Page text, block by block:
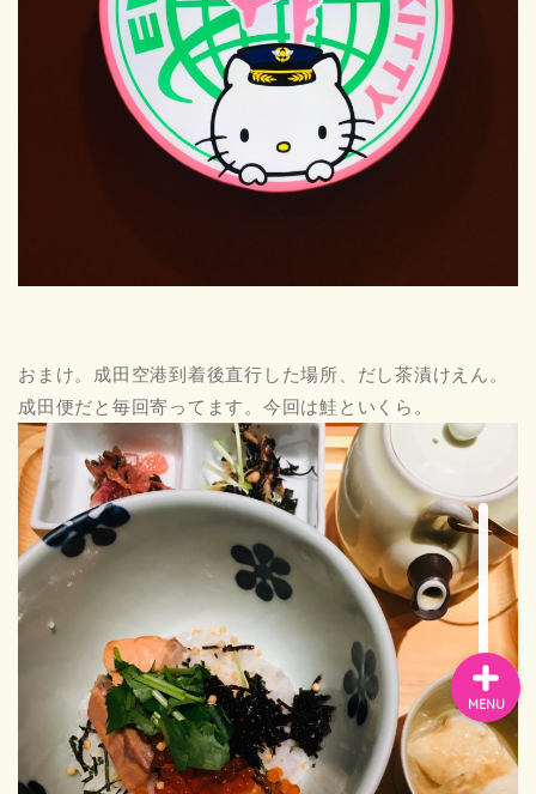
おまけ。成田空港到着後直行した場所、だし茶漬けえん。
成田便だと毎回寄ってます。今回は鮭といくら。
MENU
プライバシーポリシー
スペイン
バルセロナお土産